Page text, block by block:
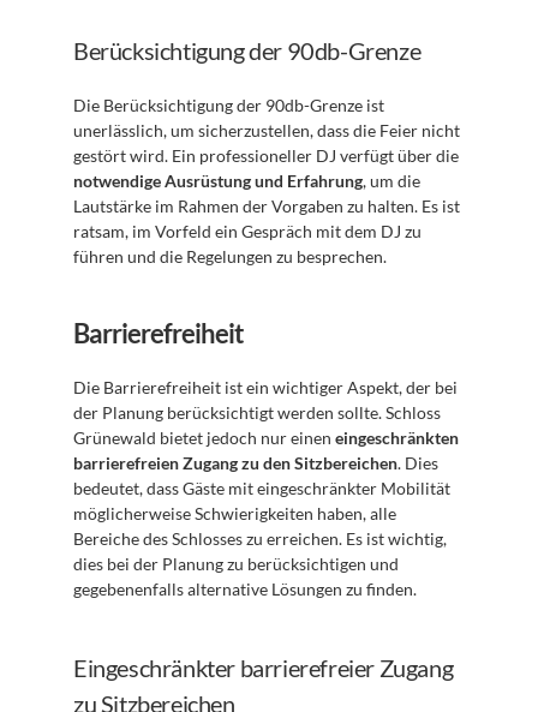
Berücksichtigung der 90db-Grenze
Die Berücksichtigung der 90db-Grenze ist
unerlässlich, um sicherzustellen, dass die Feier nicht
notwendige Ausrüstung und Erfahrung, um die
Lautstärke im Rahmen der Vorgaben zu halten. Es ist
ratsam, im Vorfeld ein Gespräch mit dem DJ zu
führen und die Regelungen zu besprechen.
Barrierefreiheit
Die Barrierefreiheit ist ein wichtiger Aspekt, der bei
der Planung berücksichtigt werden sollte. Schloss
Grünewald bietet jedoch nur einen eingeschränkten
barrierefreien Zugang zu den Sitzbereichen. Dies
bedeutet, dass Gäste mit eingeschränkter Mobilität
möglicherweise Schwierigkeiten haben, alle
Bereiche des Schlosses zu erreichen. Es ist wichtig,
dies bei der Planung zu berücksichtigen und
gegebenenfalls alternative Lösungen zu finden.
Eingeschränkter barrierefreier Zugang
zu Sitzbereichen